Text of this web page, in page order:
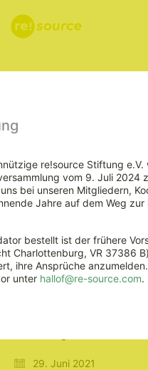
re!source
DENEFF
vereinbaren
29. Juni 2021
re!source Stiftung
vom 9. Juli 2024
bei unseren Mitgliedern,
Jahre auf dem Weg
bestellt ist der frühere
Charlottenburg, VR 37386
ihre Ansprüche
unter hallof@re-source.com.